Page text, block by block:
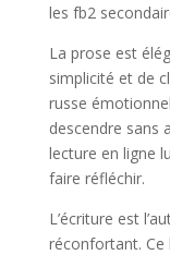
les fb2
La prose est
simplicité et de
russe
descendre sans
lecture en ligne
faire réfléchir.
L’écriture est
réconfortant. Ce